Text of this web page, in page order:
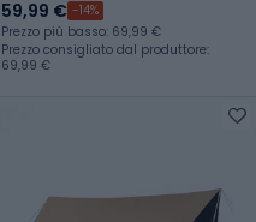
59,99 € -14%
Prezzo più basso: 69,99 €
Prezzo consigliato dal produttore:
69,99 €